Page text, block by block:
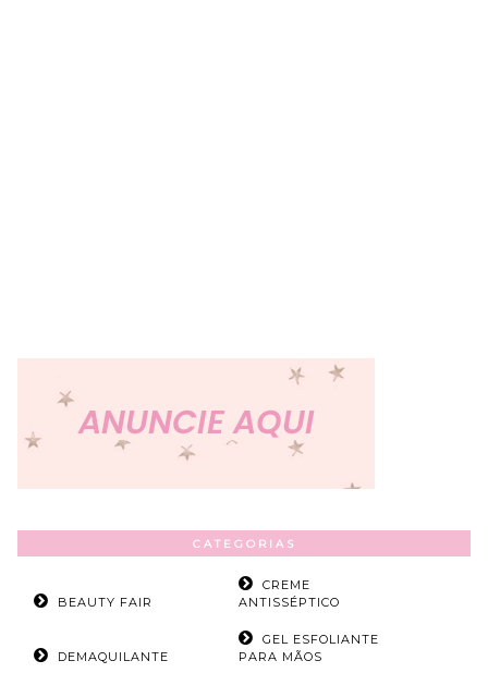
CATEGORIAS
BEAUTY FAIR
CREME
ANTISSÉPTICO
DEMAQUILANTE
GEL ESFOLIANTE
PARA MÃOS